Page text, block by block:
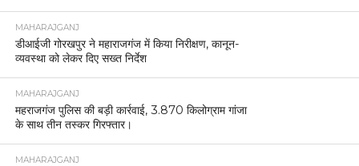
MAHARAJGANJ
डीआईजी गोरखपुर ने महाराजगंज में किया निरीक्षण, कानून-
व्यवस्था को लेकर दिए सख्त निर्देश
MAHARAJGANJ
महराजगंज पुलिस की बड़ी कार्रवाई, 3.870 किलोग्राम गांजा
के साथ तीन तस्कर गिरफ्तार।
MAHARAJGANJ